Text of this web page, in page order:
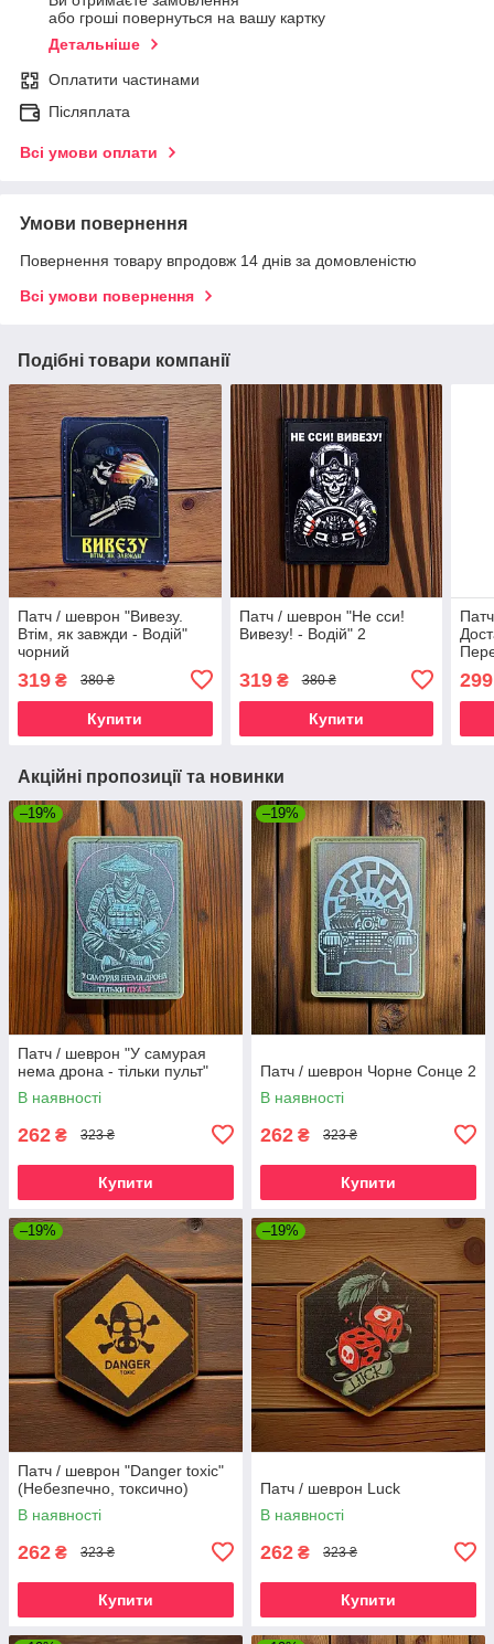
або гроші повернуться на вашу картку
Детальніше
Оплатити частинами
Післяплата
Всі умови оплати
Умови повернення
Повернення товару впродовж 14 днів за домовленістю
Всі умови повернення
Подібні товари компанії
Патч / шеврон "Вивезу.
Втім, як завжди - Водій"
чорний
319 ₴ 380 ₴
Купити
Патч / шеврон "Не сси!
Вивезу! - Водій" 2
319₴ 380 ₴
Купити
299
Акційні пропозиції та новинки
–19%
Патч / шеврон "У самурая
нема дрона - тільки пульт"
В наявності
262 ₴ 323 ₴
Купити
–19%
Патч / шеврон Чорне Сонце 2
В наявності
262 ₴ 323 ₴
Купити
–19%
Патч / шеврон "Danger toxic"
(Небезпечно, токсично)
В наявності
262 ₴ 323 ₴
Купити
–19%
Патч / шеврон Luck
В наявності
262 ₴ 323 ₴
Купити